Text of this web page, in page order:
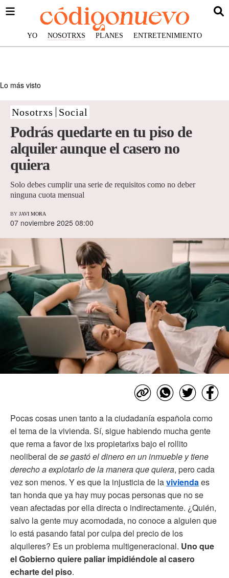
YO NOSOTRXS PLANES ENTRETENIMIENTO
Lo más visto
Nosotrxs Social
Podrás quedarte en tu piso de
alquiler aunque el casero no
quiera
Solo debes cumplir una serie de requisitos como no deber
ninguna cuota mensual
BY JAVI MORA
07 noviembre 2025 08:00
Pocas cosas unen tanto a la ciudadanía española como
el tema de la vivienda. Sí, sigue habiendo mucha gente
que rema a favor de lxs propietarixs bajo el rollito
neoliberal dese gastó el dinero en un inmueble y tiene
derecho a explotarlo de la manera que quiera, pero cada
vez son menos. Y es que la injusticia de laviviendaes
tan honda que ya hay muy pocas personas que no se
vean afectadas por ella directa o indirectamente. ¿Quién,
salvo la gente muy acomodada, no conoce a alguien que
lo está pasando fatal por culpa del precio de los
alquileres? Es un problema multigeneracional. Uno que
el Gobierno quiere paliar impidiéndole al casero
echarte del piso.